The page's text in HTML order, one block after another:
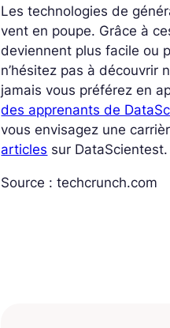
Les technologies de
vent en poupe. Grâce à
deviennent plus facile ou
n’hésitez pas à découvrir
jamais vous préférez en
des apprenants de
vous envisagez une
articles sur DataScientest.
Source : techcrunch.com